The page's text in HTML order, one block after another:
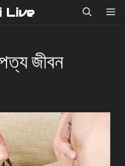
Live
জীবন